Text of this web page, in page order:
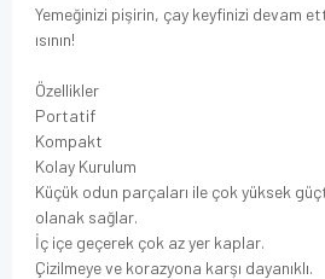
Yemeğinizi pişirin, çay keyfinizi devam
ısının!
Özellikler
Portatif
Kompakt
Kolay Kurulum
Küçük odun parçaları ile çok yüksek
olanak sağlar.
İç içe geçerek çok az yer kaplar.
Çizilmeye ve korazyona karşı dayanıklı.